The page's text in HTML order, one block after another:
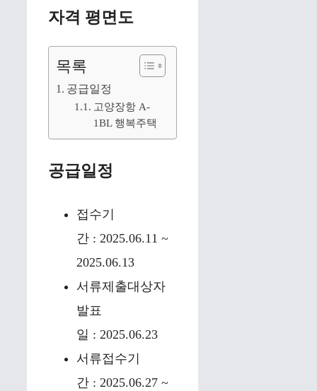
자격 평면도
목록
공급일정
고양장항 A-
1BL 행복주택
공급일정
접수기
간 : 2025.06.11 ~
2025.06.13
서류제출대상자
발표
일 : 2025.06.23
서류접수기
간 : 2025.06.27 ~